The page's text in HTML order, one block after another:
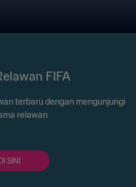
FIFA
terbaru dengan mengunjungi
relawan
SINI